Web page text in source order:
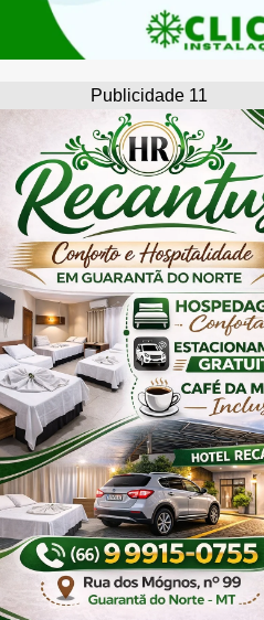
Publicidade 11